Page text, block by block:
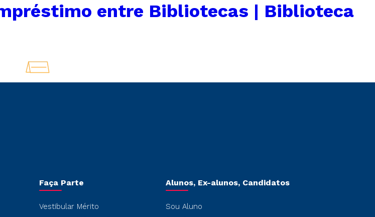
entre Bibliotecas | Biblioteca
Faça Parte
Vestibular Mérito
Alunos, Ex-alunos, Candidatos
Sou Aluno